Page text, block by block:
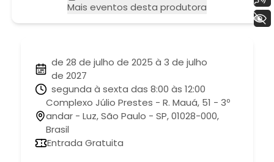
Mais eventos desta produtora
de 28 de julho de 2025 à 3 de julho
de 2027
segunda à sexta das 8:00 às 12:00
Complexo Júlio Prestes - R. Mauá, 51 - 3º
andar - Luz, São Paulo - SP, 01028-000,
Brasil
Entrada Gratuita
+ Acessibilidade